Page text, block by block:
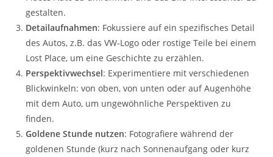
gestalten.
Detailaufnahmen: Fokussiere auf ein spezifisches Detail
des Autos, z.B. das VW-Logo oder rostige Teile bei einem
Lost Place, um eine Geschichte zu erzählen.
Perspektivwechsel: Experimentiere mit verschiedenen
Blickwinkeln: von oben, von unten oder auf Augenhöhe
mit dem Auto, um ungewöhnliche Perspektiven zu
finden.
Goldene Stunde nutzen: Fotografiere während der
goldenen Stunde (kurz nach Sonnenaufgang oder kurz